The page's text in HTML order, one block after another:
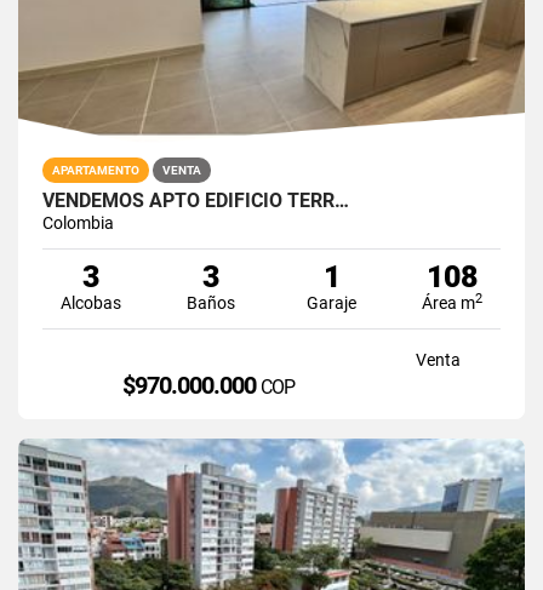
APARTAMENTO VENTA
VENDEMOS APTO EDIFICIO TERR…
Colombia
3
Alcobas
3
Baños
1
Garaje
108
Área m2
Venta
$970.000.000 COP